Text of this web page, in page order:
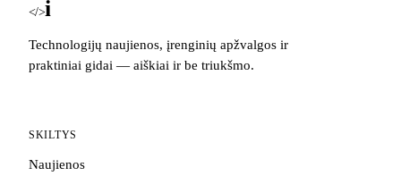
</>iBlog
Technologijų naujienos, įrenginių apžvalgos ir
praktiniai gidai — aiškiai ir be triukšmo.
SKILTYS
Naujienos